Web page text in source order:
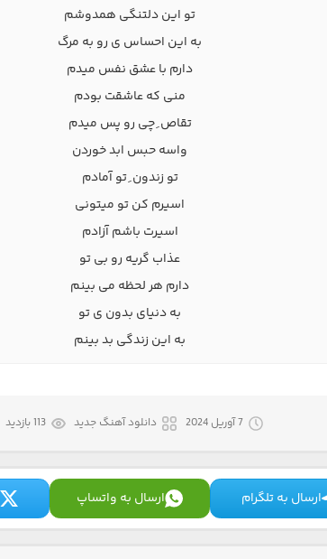
تو این دلتنگی همدوشم
به این احساس ی رو به مرگ
دارم با عشق نفس میدم
منی که عاشقت بودم
تقاص ِ چی رو پس میدم
واسه حبس ابد خوردن
تو زندون ِ تو آمادم
اسیرم کن تو میتونی
اسیرت باشم آزادم
عذاب گریه رو بی تو
دارم هر لحظه می بینم
به دنیای بدون ی تو
به این زندگی بد بینم
7 آوریل 2024 دانلود آهنگ جدید 113 بازدید
ارسال به تلگرام ارسال به واتساپ